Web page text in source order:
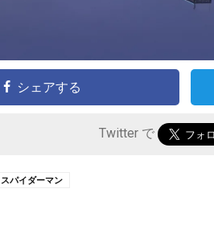
シェアする
Twitter で
スパイダーマン